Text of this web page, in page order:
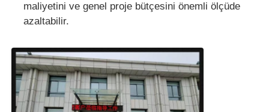
maliyetini ve genel proje bütçesini önemli ölçüde
azaltabilir.